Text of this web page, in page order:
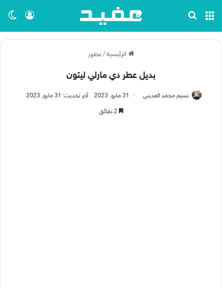
تسجيل القائمة
الرئيسية / عطور
بديل عطر دي مارلي ليتون
نسيم محمد العديني 31 مايو, 2023 آخر تحديث: 31 مايو, 2023